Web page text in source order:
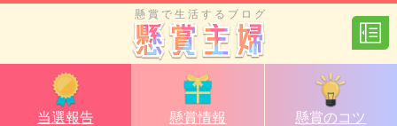
懸賞で生活するブログ
当選報告 懸賞情報 懸賞のコツ